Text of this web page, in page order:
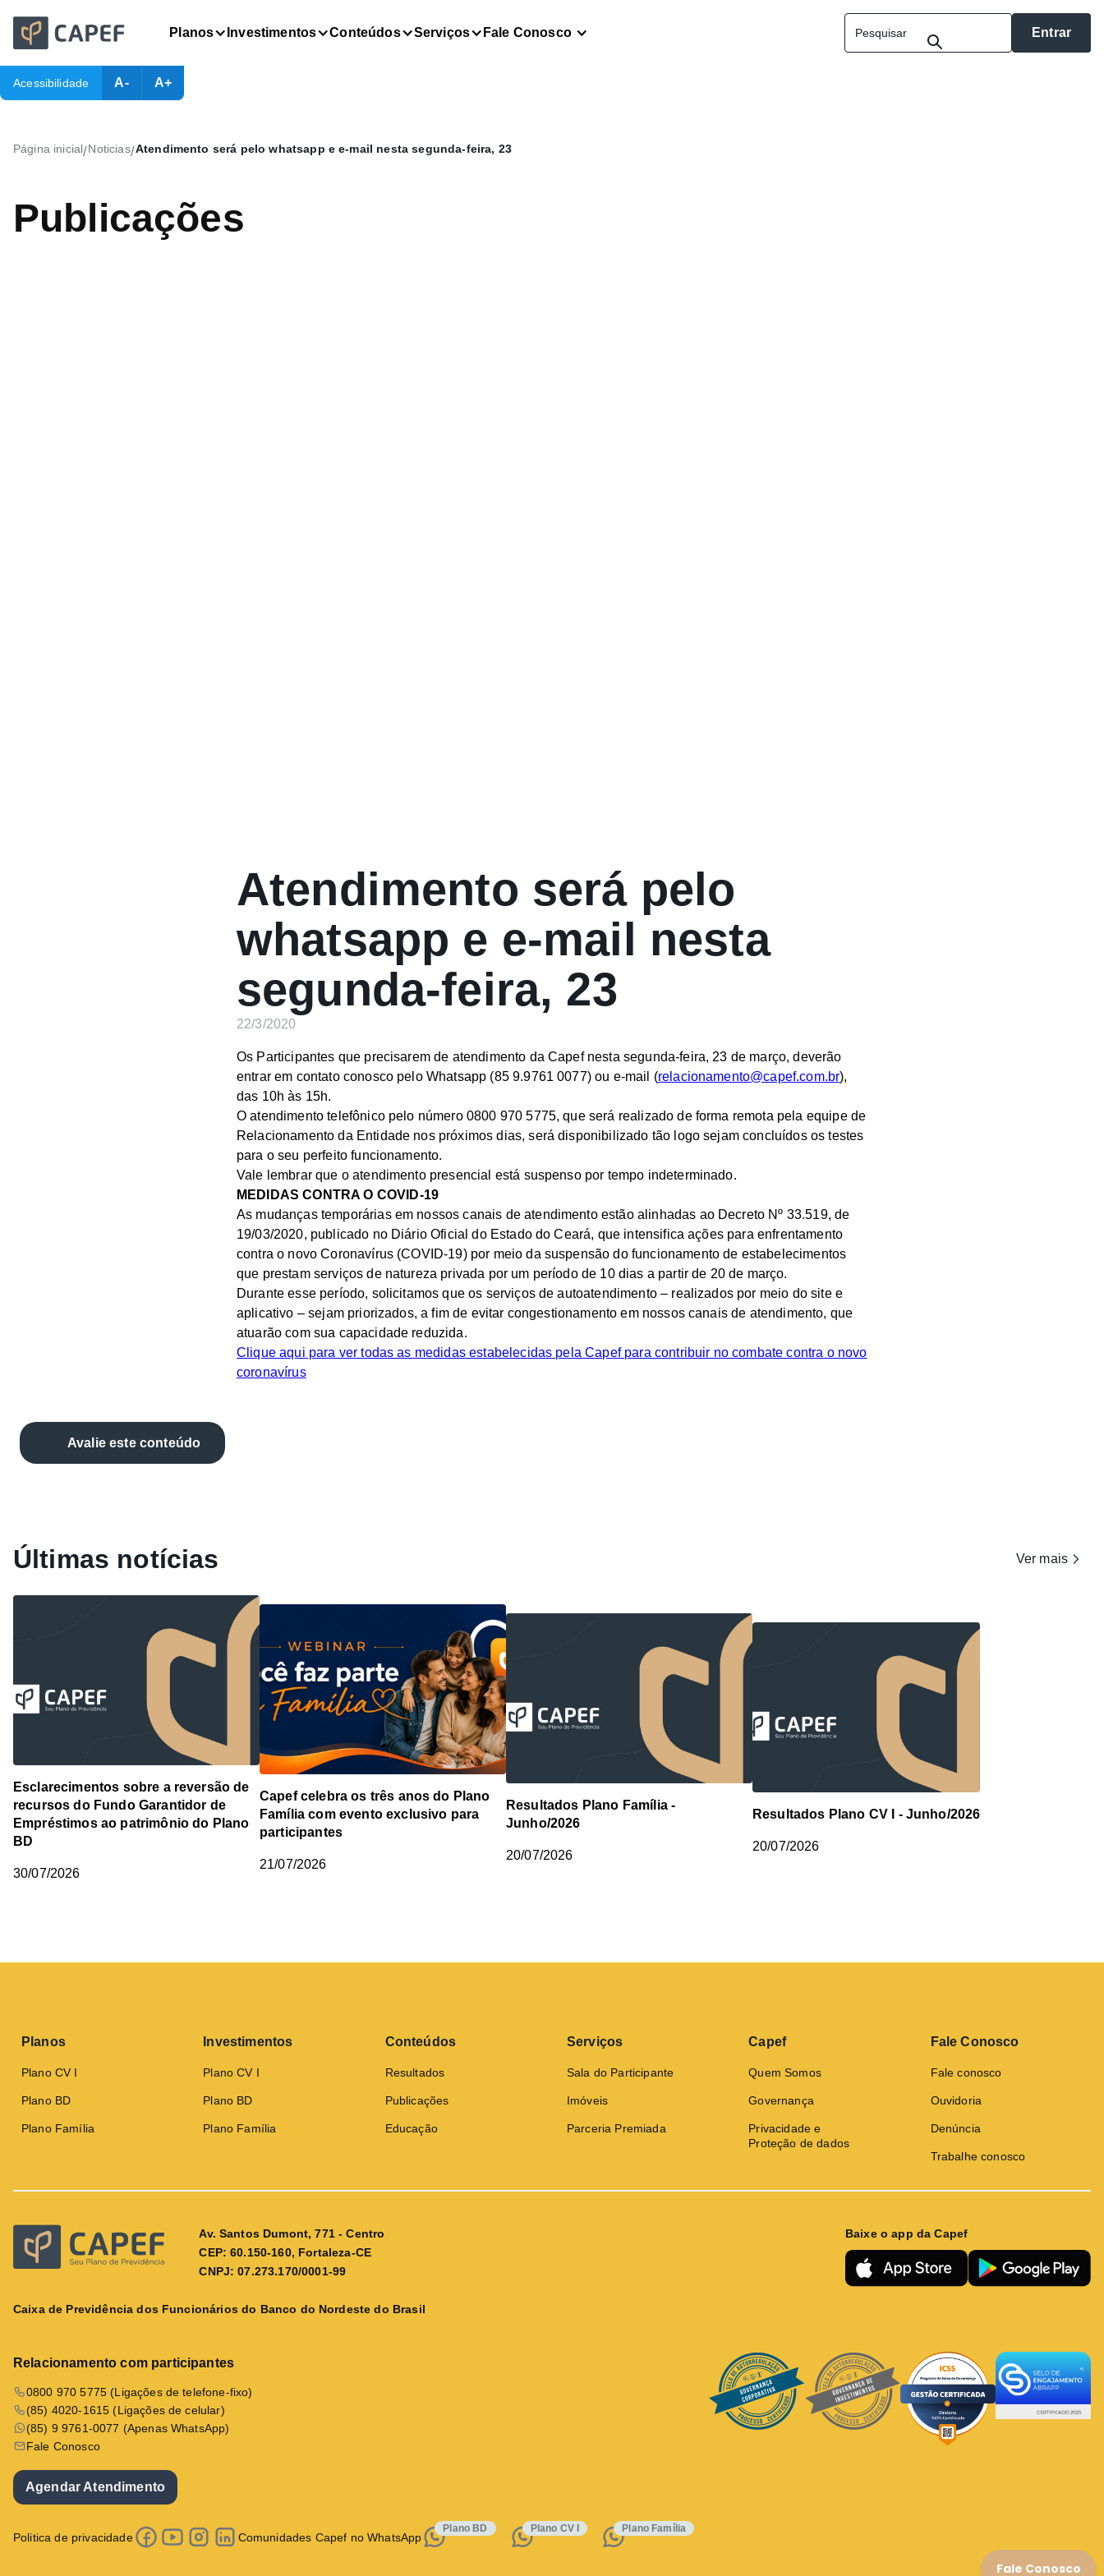
Planos Investimentos Conteúdos Serviços Fale Conosco Entrar
Acessibilidade A- A+
Página inicial/Noticias/Atendimento será pelo whatsapp e e-mail nesta segunda-feira, 23
Publicações
Atendimento será pelo
whatsapp e e-mail nesta
segunda-feira, 23
22/3/2020
Os Participantes que precisarem de atendimento da Capef nesta segunda-feira, 23 de março, deverão
entrar em contato conosco pelo Whatsapp (85 9.9761 0077) ou e-mail (relacionamento@capef.com.br),
das 10h às 15h.
O atendimento telefônico pelo número 0800 970 5775, que será realizado de forma remota pela equipe de
Relacionamento da Entidade nos próximos dias, será disponibilizado tão logo sejam concluídos os testes
para o seu perfeito funcionamento.
Vale lembrar que o atendimento presencial está suspenso por tempo indeterminado.
MEDIDAS CONTRA O COVID-19
As mudanças temporárias em nossos canais de atendimento estão alinhadas ao Decreto Nº 33.519, de
19/03/2020, publicado no Diário Oficial do Estado do Ceará, que intensifica ações para enfrentamento
contra o novo Coronavírus (COVID-19) por meio da suspensão do funcionamento de estabelecimentos
que prestam serviços de natureza privada por um período de 10 dias a partir de 20 de março.
Durante esse período, solicitamos que os serviços de autoatendimento – realizados por meio do site e
aplicativo – sejam priorizados, a fim de evitar congestionamento em nossos canais de atendimento, que
atuarão com sua capacidade reduzida.
Clique aqui para ver todas as medidas estabelecidas pela Capef para contribuir no combate contra o novo
coronavírus
Avalie este conteúdo
Últimas notícias Ver mais
Esclarecimentos sobre a reversão de
recursos do Fundo Garantidor de
Empréstimos ao patrimônio do Plano
BD
30/07/2026
Capef celebra os três anos do Plano
Família com evento exclusivo para
participantes
21/07/2026
Resultados Plano Família -
Junho/2026
20/07/2026
Resultados Plano CV I - Junho/2026
20/07/2026
Planos
Plano CV I
Plano BD
Plano Família
Investimentos
Plano CV I
Plano BD
Plano Família
Conteúdos
Resultados
Publicações
Educação
Serviços
Sala do Participante
Imóveis
Parceria Premiada
Capef
Quem Somos
Governança
Privacidade e
Proteção de dados
Fale Conosco
Fale conosco
Ouvidoria
Denúncia
Trabalhe conosco
Av. Santos Dumont, 771 - Centro
CEP: 60.150-160, Fortaleza-CE
CNPJ: 07.273.170/0001-99
Baixe o app da Capef
Caixa de Previdência dos Funcionários do Banco do Nordeste do Brasil
Relacionamento com participantes
0800 970 5775 (Ligações de telefone-fixo)
(85) 4020-1615 (Ligações de celular)
(85) 9 9761-0077 (Apenas WhatsApp)
Fale Conosco
Agendar Atendimento
Politica de privacidade Comunidades Capef no WhatsApp
Plano BD Plano CV I Plano Família